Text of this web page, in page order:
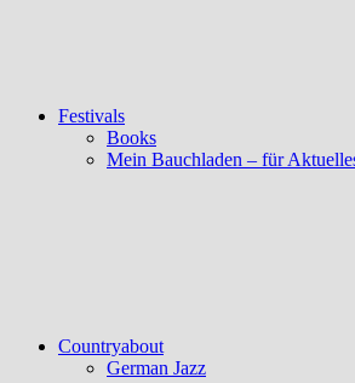
Festivals
Books
Mein Bauchladen – für
Countryabout
German Jazz